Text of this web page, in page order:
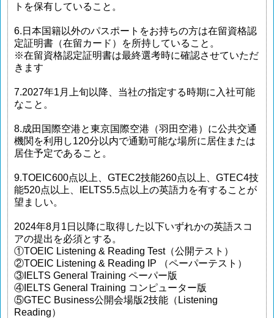
トを保有していること。
6.日本国籍以外のパスポートをお持ちの方は在留資格認
定証明書（在留カード）を所持していること。
※在留資格認定証明書は最終選考時に確認させていただ
きます
7.2027年1月上旬以降、当社の指定する時期に入社可能
なこと。
8.成田国際空港と東京国際空港（羽田空港）に公共交通
機関を利用し120分以内で通勤可能な場所に居住または
居住予定であること。
9.TOEIC600点以上、GTEC2技能260点以上、GTEC4技
能520点以上、IELTS5.5点以上の英語力を有することが
望ましい。
2024年8月1日以降に取得した以下いずれかの英語スコ
アの提出を必須とする。
①TOEIC Listening & Reading Test（公開テスト）
②TOEIC Listening & Reading IP （ペーパーテスト）
③IELTS General Training ペーパー版
④IELTS General Training コンピューター版
⑤GTEC Business公開会場版2技能（Listening
Reading）